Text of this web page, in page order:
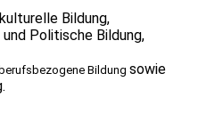
Bildung,
Politische Bildung,
Bildung sowie